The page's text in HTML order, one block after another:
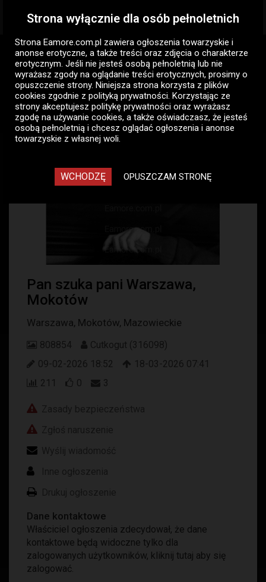
Eamore.com.pl Ogłoszenia panów
Pan szuka pani
Mazowieckie
Warszawa Mokotów
Pan szuka pani Warszawa,
Mokotów
Warszawa, Mokotów, Mazowieckie
808854
Cutkogut (316098)
09-02-2026 18:52
18-03-2026 07:41
211
0 3
Dane kontaktowe
Właściciel ogłoszenia zdecydował, że dane
kontaktowe będą widoczne tylko dla
zalogowanych użytkowników, kliknij tutaj aby się
zalogować.
Strona wyłącznie dla osób pełnoletnich
Strona Eamore.com.pl zawiera ogłoszenia towarzyskie i
anonse erotyczne, a także treści oraz zdjęcia o charakterze
erotycznym. Jeśli nie jesteś osobą pełnoletnią lub nie
wyrażasz zgody na oglądanie treści erotycznych, prosimy o
opuszczenie strony. Niniejsza strona korzysta z plików
cookies zgodnie z polityką prywatności. Korzystając ze
strony akceptujesz politykę prywatności oraz wyrażasz
zgodę na używanie cookies, a także oświadczasz, że jesteś
osobą pełnoletnią i chcesz oglądać ogłoszenia i anonse
towarzyskie z własnej woli.
WCHODZĘ OPUSZCZAM STRONĘ